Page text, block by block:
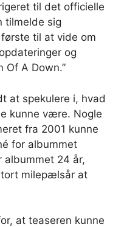
til det officielle
tilmelde sig
til at vide om
og
Of A Down.”
at spekulere i, hvad
kunne være. Nogle
fra 2001 kunne
for albummet
albummet 24 år,
milepælsår at
at teaseren kunne